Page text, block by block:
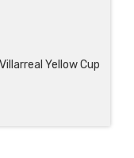
Yellow Cup